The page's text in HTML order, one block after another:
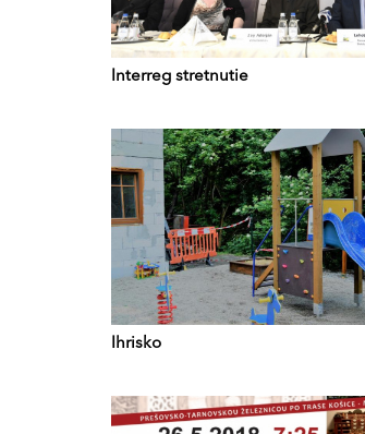
Interreg stretnutie
Ihrisko